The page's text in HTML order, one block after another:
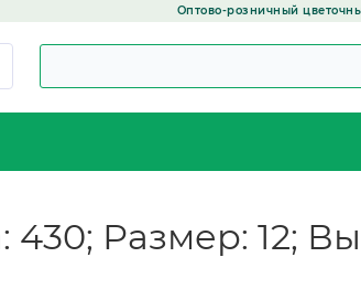
Оптово-розничный
Размер: 12;